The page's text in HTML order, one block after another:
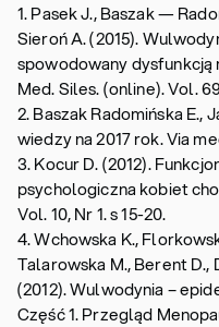
1. Pasek J., Baszak —
Sieroń A. (2015).
spowodowany dysfunkcją
Med. Siles. (online). Vol.
2. Baszak Radomińska E.,
wiedzy na 2017 rok. Via
3. Kocur D. (2012).
psychologiczna kobiet
Vol. 10, Nr 1. s 15-20.
4. Wchowska K.,
Talarowska M., Berent D.,
(2012). Wulwodynia –
Część 1. Przegląd